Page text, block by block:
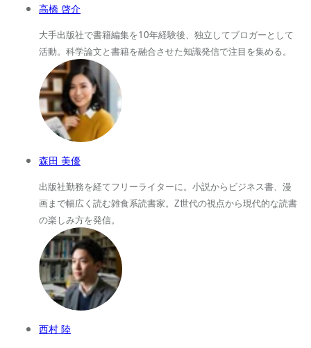
高橋 啓介
大手出版社で書籍編集を10年経験後、独立してブロガーとして
活動。科学論文と書籍を融合させた知識発信で注目を集める。
森田 美優
出版社勤務を経てフリーライターに。小説からビジネス書、漫
画まで幅広く読む雑食系読書家。Z世代の視点から現代的な読書
の楽しみ方を発信。
西村 陸